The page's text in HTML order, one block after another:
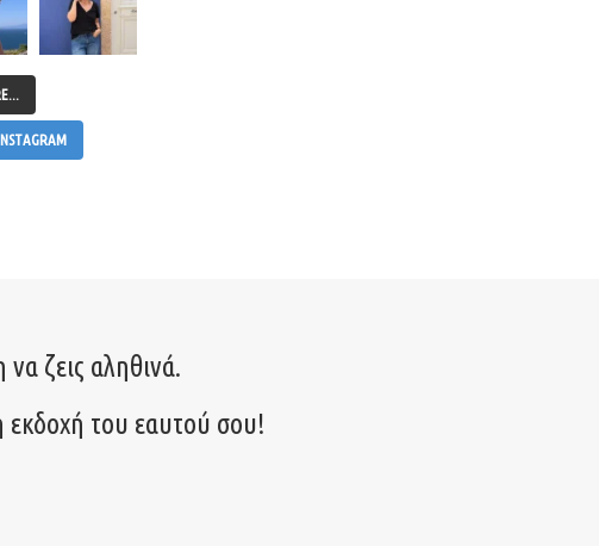
ζεις αληθινά.
του εαυτού σου!